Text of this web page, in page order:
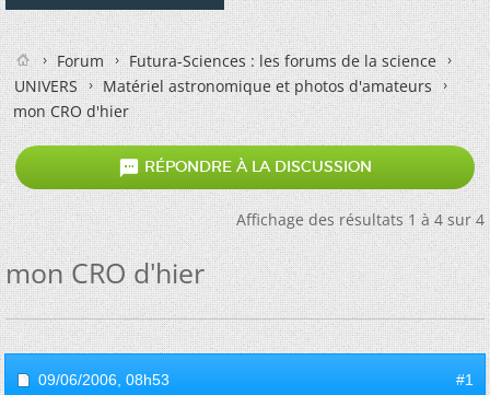
Forum
Futura-Sciences : les forums de la science
UNIVERS
Matériel astronomique et photos d'amateurs
mon CRO d'hier
 RÉPONDRE À LA DISCUSSION
Affichage des résultats 1 à 4 sur 4
mon CRO d'hier
09/06/2006, 08h53 #1